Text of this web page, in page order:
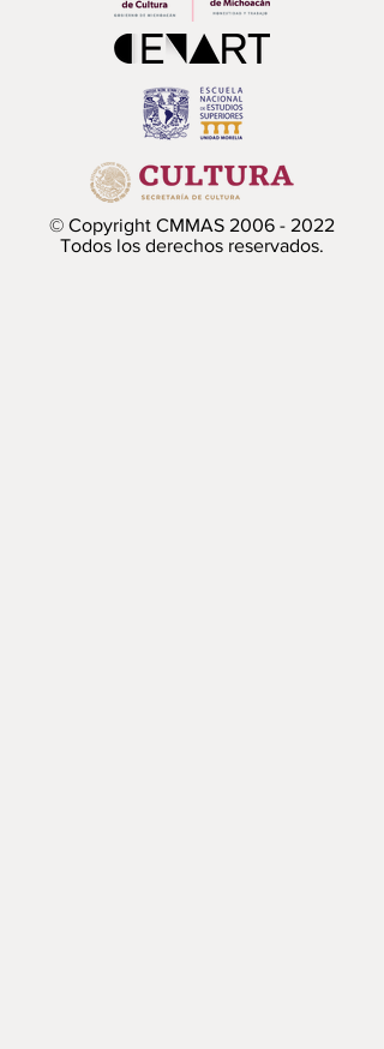
© Copyright CMMAS 2006 - 2022
Todos los derechos reservados.